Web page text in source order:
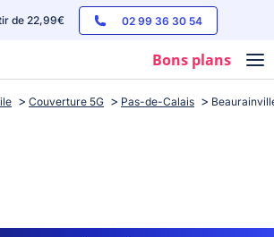
de 22,99€ 02 99 36 30 54
Bons plans
Couverture 5G Pas-de-Calais